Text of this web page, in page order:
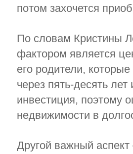
потом захочется
По словам Кристины
фактором является
его родители,
через пять-десять
инвестиция, поэтому
недвижимости в
Другой важный аспект